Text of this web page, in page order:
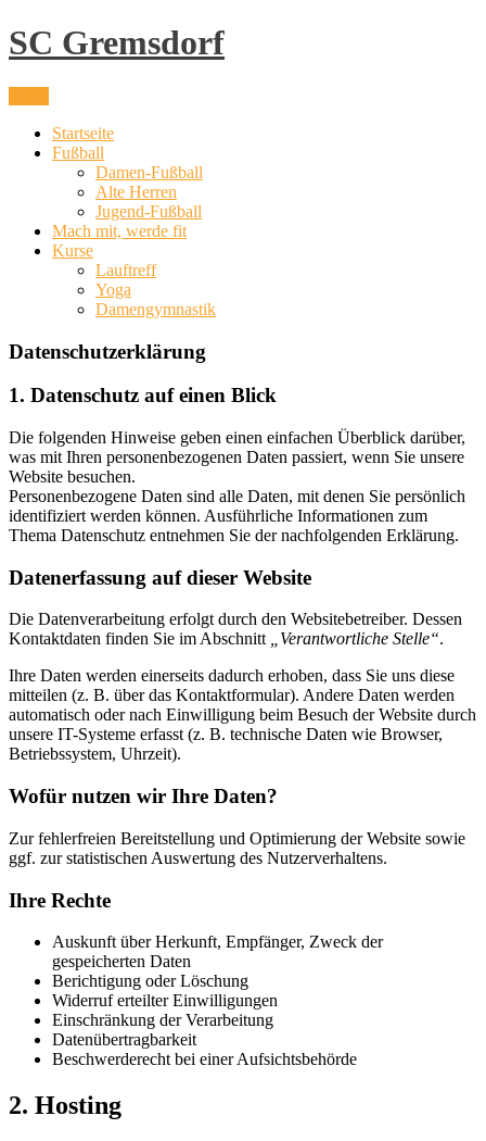
Skip
to
SC Gremsdorf
Startseite
Fußball
Damen-Fußball
Alte Herren
Jugend-Fußball
Mach mit, werde fit
Kurse
Lauftreff
Yoga
Damengymnastik
Datenschutzerklärung
1. Datenschutz auf einen Blick
Die folgenden Hinweise geben einen einfachen Überblick darüber,
was mit Ihren personenbezogenen Daten passiert, wenn Sie unsere
Website besuchen.
Personenbezogene Daten sind alle Daten, mit denen Sie persönlich
identifiziert werden können. Ausführliche Informationen zum
Thema Datenschutz entnehmen Sie der nachfolgenden Erklärung.
Datenerfassung auf dieser Website
Die Datenverarbeitung erfolgt durch den Websitebetreiber. Dessen
Kontaktdaten finden Sie im Abschnitt „Verantwortliche Stelle“.
Ihre Daten werden einerseits dadurch erhoben, dass Sie uns diese
mitteilen (z. B. über das Kontaktformular). Andere Daten werden
automatisch oder nach Einwilligung beim Besuch der Website durch
unsere IT-Systeme erfasst (z. B. technische Daten wie Browser,
Betriebssystem, Uhrzeit).
Wofür nutzen wir Ihre Daten?
Zur fehlerfreien Bereitstellung und Optimierung der Website sowie
ggf. zur statistischen Auswertung des Nutzerverhaltens.
Ihre Rechte
Auskunft über Herkunft, Empfänger, Zweck der
gespeicherten Daten
Berichtigung oder Löschung
Widerruf erteilter Einwilligungen
Einschränkung der Verarbeitung
Datenübertragbarkeit
Beschwerderecht bei einer Aufsichtsbehörde
2. Hosting